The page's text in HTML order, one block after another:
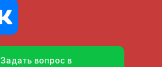
Задать вопрос в